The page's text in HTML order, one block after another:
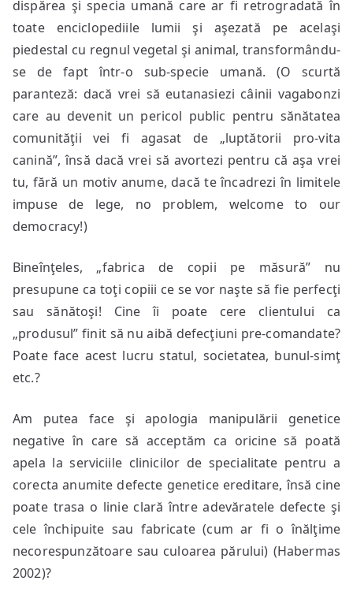
dispărea şi specia umană care ar fi retrogradată în
toate enciclopediile lumii şi aşezată pe acelaşi
piedestal cu regnul vegetal şi animal, transformându-
se de fapt într-o sub-specie umană. (O scurtă
paranteză: dacă vrei să eutanasiezi câinii vagabonzi
care au devenit un pericol public pentru sănătatea
comunităţii vei fi agasat de „luptătorii pro-vita
canină”, însă dacă vrei să avortezi pentru că aşa vrei
tu, fără un motiv anume, dacă te încadrezi în limitele
impuse de lege, no problem, welcome to our
democracy!)
Bineînţeles, „fabrica de copii pe măsură” nu
presupune ca toţi copiii ce se vor naşte să fie perfecţi
sau sănătoşi! Cine îi poate cere clientului ca
„produsul” finit să nu aibă defecţiuni pre-comandate?
Poate face acest lucru statul, societatea, bunul-simţ
etc.?
Am putea face şi apologia manipulării genetice
negative în care să acceptăm ca oricine să poată
apela la serviciile clinicilor de specialitate pentru a
corecta anumite defecte genetice ereditare, însă cine
poate trasa o linie clară între adevăratele defecte şi
cele închipuite sau fabricate (cum ar fi o înălţime
necorespunzătoare sau culoarea părului) (Habermas
2002)?